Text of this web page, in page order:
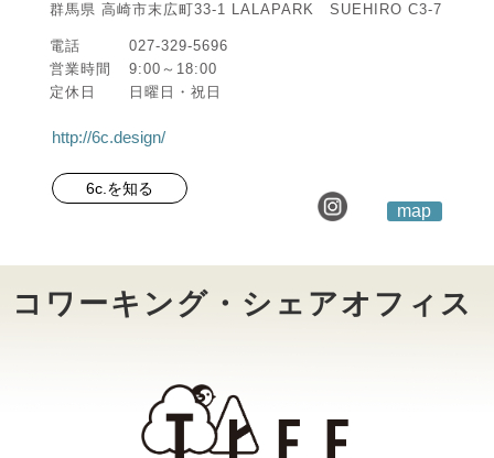
群馬県 高崎市末広町33-1 LALAPARK SUEHIRO C3-7
電話
027-329-5696
営業時間
9:00～18:00
定休日
日曜日・祝日
http://6c.design/
6c.を知る
map
コワーキング・シェアオフィス